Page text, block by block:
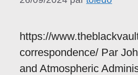
https://
correspondence/ Par
and Atmospheric